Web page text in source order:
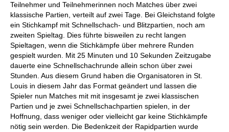
Teilnehmer und Teilnehmerinnen noch Matches über zwei
klassische Partien, verteilt auf zwei Tage. Bei Gleichstand folgte
ein Stichkampf mit Schnellschach- und Blitzpartien, noch am
zweiten Spieltag. Dies führte bisweilen zu recht langen
Spieltagen, wenn die Stichkämpfe über mehrere Runden
gespielt wurden. Mit 25 Minuten und 10 Sekunden Zeitzugabe
dauerte eine Schnellschachrunde allein schon über zwei
Stunden. Aus diesem Grund haben die Organisatoren in St.
Louis in diesem Jahr das Format geändert und lassen die
Spieler nun Matches mit mit insgesamt je zwei klassischen
Partien und je zwei Schnellschachpartien spielen, in der
Hoffnung, dass weniger oder vielleicht gar keine Stichkämpfe
nötig sein werden. Die Bedenkzeit der Rapidpartien wurde